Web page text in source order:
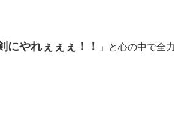
にやれぇぇぇ！！ 」と心の中で全力